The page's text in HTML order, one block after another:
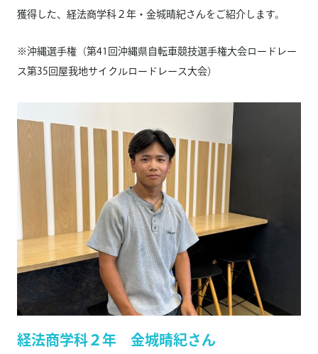
獲得した、経法商学科２年・金城晴紀さんをご紹介します。
※沖縄選手権（第41回沖縄県自転車競技選手権大会ロードレー
ス第35回屋我地サイクルロードレース大会）
経法商学科２年 金城晴紀さん